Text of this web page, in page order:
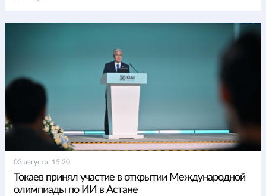
03 августа, 15:20
Токаев принял участие в открытии Международной
олимпиады по ИИ в Астане